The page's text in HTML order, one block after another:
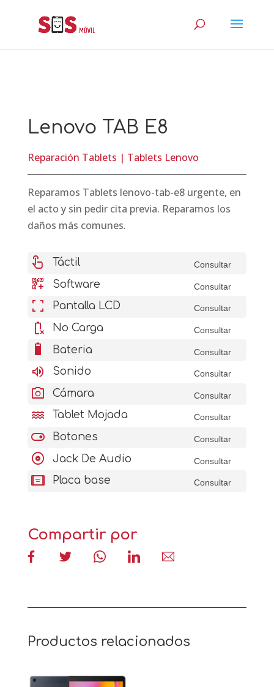
Lenovo TAB E8
Reparación Tablets | Tablets Lenovo
Reparamos Tablets lenovo-tab-e8 urgente, en
el acto y sin pedir cita previa. Reparamos los
daños más comunes.
touch_app Táctil Consultar
qr_code_2_add Software Consultar
fullscreen Pantalla LCD Consultar
battery_error No Carga Consultar
battery_6_bar Bateria Consultar
volume_up Sonido Consultar
photo_camera Cámara Consultar
water Tablet Mojada Consultar
toggle_on Botones Consultar
album Jack De Audio Consultar
aod_tablet Placa base Consultar
Compartir por
Productos relacionados